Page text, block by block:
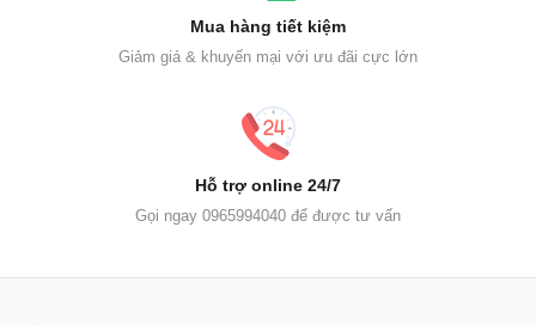
Mua hàng tiết kiệm
Giảm giá & khuyến mại với ưu đãi cực lớn
Hỗ trợ online 24/7
Gọi ngay 0965994040 để được tư vấn